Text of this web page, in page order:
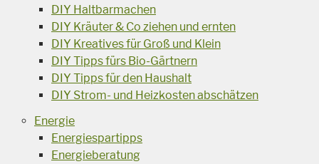
DIY Haltbarmachen
DIY Kräuter & Co ziehen und ernten
DIY Kreatives für Groß und Klein
DIY Tipps fürs Bio-Gärtnern
DIY Tipps für den Haushalt
DIY Strom- und Heizkosten abschätzen
Energie
Energiespartipps
Energieberatung